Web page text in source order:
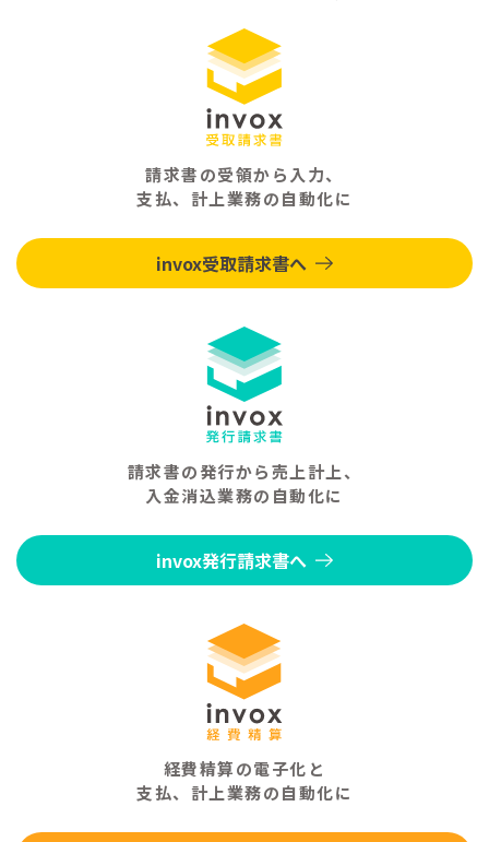
請求書の受領から入力、
支払、計上業務の自動化に
invox受取請求書へ
請求書の発行から売上計上、
入金消込業務の自動化に
invox発行請求書へ
経費精算の電子化と
支払、計上業務の自動化に